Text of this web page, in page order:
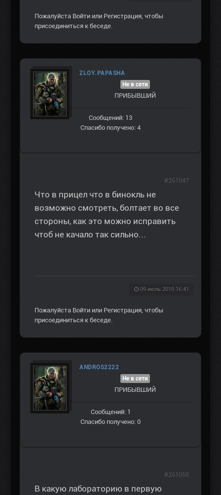
Пожалуйста Войти или Регистрация, чтобы
присоединиться к беседе.
ZLOY.PAPASHA
Не в сети
ПРИБЫВШИЙ
Сообщений: 13
Спасибо получено: 4
Что в прицел что в бинокль не
возможно смотреть, болтает во все
стороны, как это можно исправить
чтоб не качало так сильно...
09 июль 2019 16:41
#261047
Пожалуйста Войти или Регистрация, чтобы
присоединиться к беседе.
ANDROS2222
Не в сети
ПРИБЫВШИЙ
Сообщений: 1
Спасибо получено: 0
В какую лабораторию в первую
#261055